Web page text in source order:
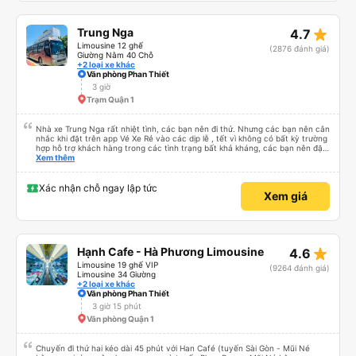
Trung Nga
Limousine 12 ghế
Giường Nằm 40 Chỗ
+2 loại xe khác
4.7 star_rate
(2876 đánh giá)
Văn phòng Phan Thiết
3 giờ
Trạm Quận 1
Nhà xe Trung Nga rất nhiệt tình, các bạn nên đi thử. Nhưng các bạn nên cân
nhắc khi đặt trên app Vé Xe Rẻ vào các dịp lễ , tết vì không có bất kỳ trường
hợp hỗ trợ khách hàng trong các tình trạng bất khả kháng, các bạn nên đặt
trực tiếp với nhà xe sẽ an toàn hơn.
Xem thêm
Xác nhận chỗ ngay lập tức
Xem giá
Hạnh Cafe - Hà Phương Limousine
Limousine 19 ghế VIP
Limousine 34 Giường
+2 loại xe khác
4.6 star_rate
(9264 đánh giá)
Văn phòng Phan Thiết
3 giờ 15 phút
Văn phòng Quận 1
Chuyến đi thứ hai kéo dài 45 phút với Han Café (tuyến Sài Gòn - Mũi Né